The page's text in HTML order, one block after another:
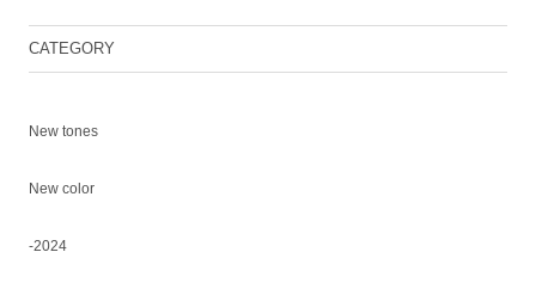
CATEGORY
New tones
New color
-2024